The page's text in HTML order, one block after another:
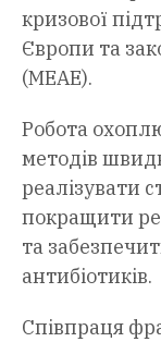
кризової
Європи та
(MEAE).
Робота
методів
реалізувати
покращити
та
антибіотиків.
Співпраця